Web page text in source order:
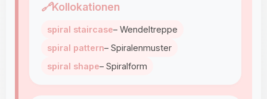
🔗Kollokationen
spiral staircase– Wendeltreppe
spiral pattern– Spiralenmuster
spiral shape– Spiralform